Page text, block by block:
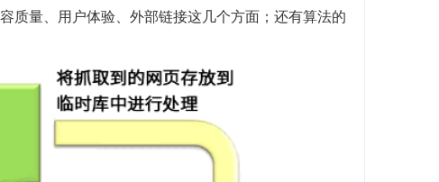
质量、用户体验、外部链接这几个方面；还有算法的